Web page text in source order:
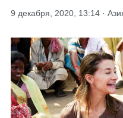
9 декабря, 2020, 13:14 ·